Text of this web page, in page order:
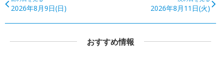
2026年8月9日(日) 2026年8月11日(火)
おすすめ情報